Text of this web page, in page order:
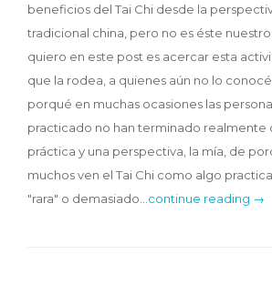
beneficios del Tai Chi desde la
tradicional china, pero no es éste
quiero en este post es acercar esta
que la rodea, a quienes aún no lo
porqué en muchas ocasiones las
practicado no han terminado realmente
práctica y una perspectiva, la mía, de
muchos ven el Tai Chi como algo
"rara" o demasiado… continue reading →